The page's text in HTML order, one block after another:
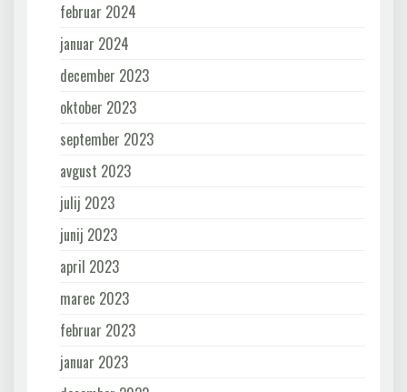
februar 2024
januar 2024
december 2023
oktober 2023
september 2023
avgust 2023
julij 2023
junij 2023
april 2023
marec 2023
februar 2023
januar 2023